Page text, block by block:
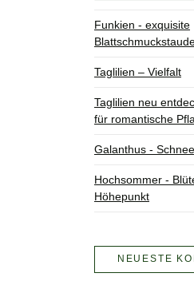
Funkien - exquisite
Taglilien – Vielfalt
Taglilien neu
für romantische
Galanthus -
Hochsommer -
Höhepunkt
NEUESTE